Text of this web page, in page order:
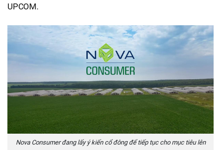
UPCOM.
Nova Consumer đang lấy ý kiến cổ đông để tiếp tục cho mục tiêu lên